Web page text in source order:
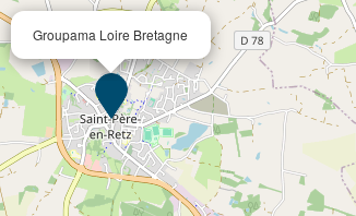
Groupama Loire Bretagne